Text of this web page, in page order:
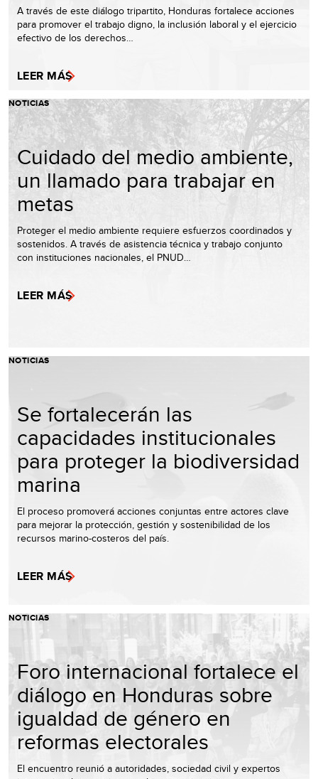
A través de este diálogo tripartito, Honduras fortalece acciones
para promover el trabajo digno, la inclusión laboral y el ejercicio
efectivo de los derechos…
LEER MÁS
NOTICIAS
Cuidado del medio ambiente,
un llamado para trabajar en
metas
Proteger el medio ambiente requiere esfuerzos coordinados y
sostenidos. A través de asistencia técnica y trabajo conjunto
con instituciones nacionales, el PNUD…
LEER MÁS
NOTICIAS
Se fortalecerán las
capacidades institucionales
para proteger la biodiversidad
marina
El proceso promoverá acciones conjuntas entre actores clave
para mejorar la protección, gestión y sostenibilidad de los
recursos marino-costeros del país.
LEER MÁS
NOTICIAS
Foro internacional fortalece el
diálogo en Honduras sobre
igualdad de género en
reformas electorales
El encuentro reunió a autoridades, sociedad civil y expertos